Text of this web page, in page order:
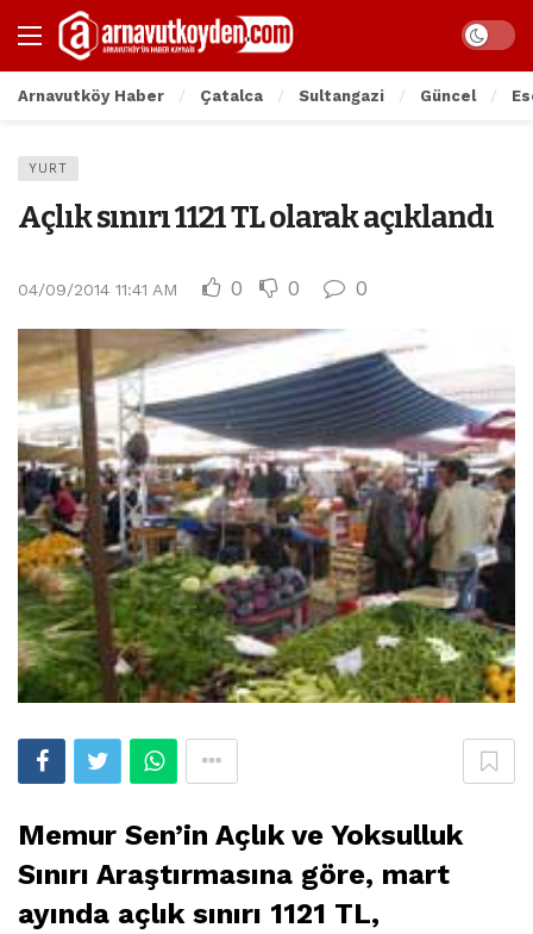
Arnavutköy Haber Çatalca Sultangazi Güncel
YURT
Açlık sınırı 1121 TL olarak açıklandı
04/09/2014 11:41 AM 0 0 0
Memur Sen’in Açlık ve Yoksulluk
Sınırı Araştırmasına göre, mart
ayında açlık sınırı 1121 TL,